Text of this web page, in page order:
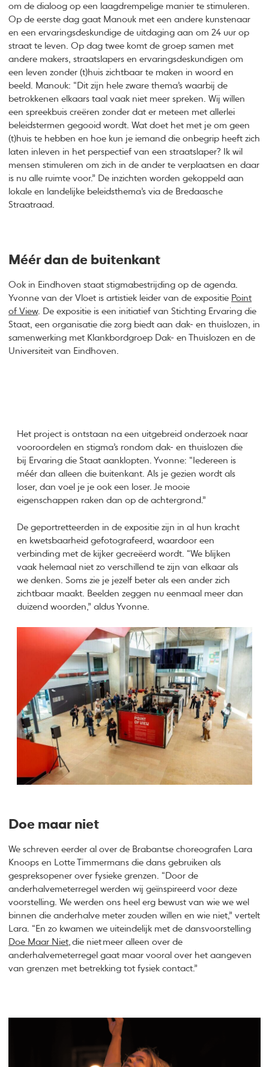
om de dialoog op een laagdrempelige manier te stimuleren.
Op de eerste dag gaat Manouk met een andere kunstenaar
en een ervaringsdeskundige de uitdaging aan om 24 uur op
straat te leven. Op dag twee komt de groep samen met
andere makers, straatslapers en ervaringsdeskundigen om
een leven zonder (t)huis zichtbaar te maken in woord en
beeld. Manouk: “Dit zijn hele zware thema’s waarbij de
betrokkenen elkaars taal vaak niet meer spreken. Wij willen
een spreekbuis creëren zonder dat er meteen met allerlei
beleidstermen gegooid wordt. Wat doet het met je om geen
(t)huis te hebben en hoe kun je iemand die onbegrip heeft zich
laten inleven in het perspectief van een straatslaper? Ik wil
mensen stimuleren om zich in de ander te verplaatsen en daar
is nu alle ruimte voor.” De inzichten worden gekoppeld aan
lokale en landelijke beleidsthema’s via de Bredaasche
Straatraad.
Méér dan de buitenkant
Ook in Eindhoven staat stigmabestrijding op de agenda.
Yvonne van der Vloet is artistiek leider van de expositie Point
of View. De expositie is een initiatief van Stichting Ervaring die
Staat, een organisatie die zorg biedt aan dak- en thuislozen, in
samenwerking met Klankbordgroep Dak- en Thuislozen en de
Universiteit van Eindhoven.
Het project is ontstaan na een uitgebreid onderzoek naar
vooroordelen en stigma’s rondom dak- en thuislozen die
bij Ervaring die Staat aanklopten. Yvonne: “Iedereen is
méér dan alleen die buitenkant. Als je gezien wordt als
loser, dan voel je je ook een loser. Je mooie
eigenschappen raken dan op de achtergrond.”
De geportretteerden in de expositie zijn in al hun kracht
en kwetsbaarheid gefotografeerd, waardoor een
verbinding met de kijker gecreëerd wordt. “We blijken
vaak helemaal niet zo verschillend te zijn van elkaar als
we denken. Soms zie je jezelf beter als een ander zich
zichtbaar maakt. Beelden zeggen nu eenmaal meer dan
duizend woorden,” aldus Yvonne.
Doe maar niet
We schreven eerder al over de Brabantse choreografen Lara
Knoops en Lotte Timmermans die dans gebruiken als
gespreksopener over fysieke grenzen. “Door de
anderhalvemeterregel werden wij geïnspireerd voor deze
voorstelling. We werden ons heel erg bewust van wie we wel
binnen die anderhalve meter zouden willen en wie niet,” vertelt
Lara. “En zo kwamen we uiteindelijk met de dansvoorstelling
Doe Maar Niet , die niet meer alleen over de
anderhalvemeterregel gaat maar vooral over het aangeven
van grenzen met betrekking tot fysiek contact.”